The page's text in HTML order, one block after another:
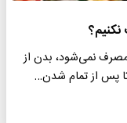
نمی‌شود، بدن از
پس از تمام شدن…